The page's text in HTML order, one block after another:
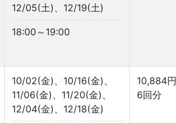
12/05(土)、12/19(土)
18:00～19:00
10/02(金)、10/16(金)、
11/06(金)、11/20(金)、
12/04(金)、12/18(金)
10,884円
6回分